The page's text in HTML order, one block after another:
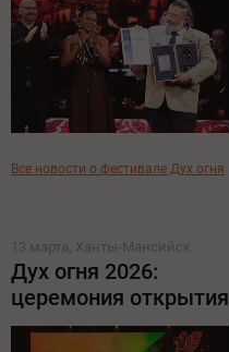
Все новости о фестивале Дух огня
13 марта, Ханты-Мансийск
Дух огня 2026:
церемония открытия